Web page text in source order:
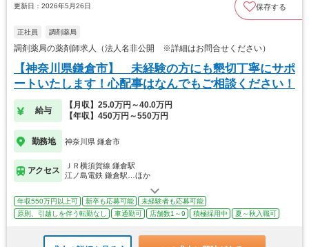
更新日：2026年5月26日 保存する
正社員 調剤薬局
調剤薬局の薬剤師求人（法人名非公開 ※詳細はお問合せください）
【神奈川県鎌倉市】 未経験の方にも懇切丁寧にサポ
ートいたします！心配事はなんでもご相談ください！
給与
【月収】25.0万円～40.0万円
【年収】450万円～550万円
勤務地 神奈川県 鎌倉市
アクセス
ＪＲ横須賀線 鎌倉駅
江ノ島電鉄 鎌倉駅…ほか
年収550万円以上可 新卒も応募可能
未経験者も応募可能
原則、引越しを伴う転勤なし
車通勤可 店舗数1～9 積極採用中 夏～秋入職可